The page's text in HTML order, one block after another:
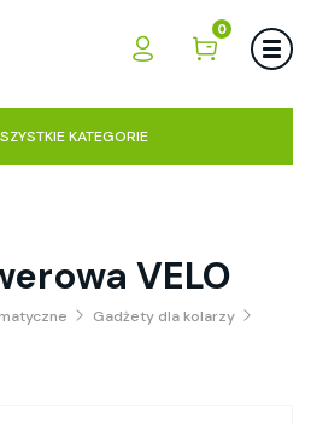
0
KATEGORIE
VELO
Gadżety dla kolarzy